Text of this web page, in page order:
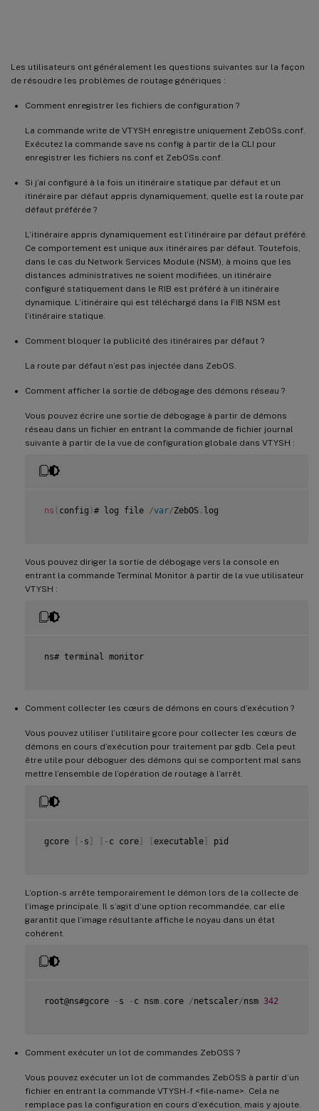
Les utilisateurs ont généralement les questions suivantes sur la façon
de résoudre les problèmes de routage génériques :
Comment enregistrer les fichiers de configuration ?
La commande write de VTYSH enregistre uniquement ZebOSs.conf.
Exécutez la commande save ns config à partir de la CLI pour
enregistrer les fichiers ns.conf et ZebOSs.conf.
Si j’ai configuré à la fois un itinéraire statique par défaut et un
itinéraire par défaut appris dynamiquement, quelle est la route par
défaut préférée ?
L’itinéraire appris dynamiquement est l’itinéraire par défaut préféré.
Ce comportement est unique aux itinéraires par défaut. Toutefois,
dans le cas du Network Services Module (NSM), à moins que les
distances administratives ne soient modifiées, un itinéraire
configuré statiquement dans le RIB est préféré à un itinéraire
dynamique. L’itinéraire qui est téléchargé dans la FIB NSM est
l’itinéraire statique.
Comment bloquer la publicité des itinéraires par défaut ?
La route par défaut n’est pas injectée dans ZebOS.
Comment afficher la sortie de débogage des démons réseau ?
Vous pouvez écrire une sortie de débogage à partir de démons
réseau dans un fichier en entrant la commande de fichier journal
suivante à partir de la vue de configuration globale dans VTYSH :
ns ( config )# log file /var/ZebOS . log
Vous pouvez diriger la sortie de débogage vers la console en
entrant la commande Terminal Monitor à partir de la vue utilisateur
VTYSH :
ns# terminal monitor
Comment collecter les cœurs de démons en cours d’exécution ?
Vous pouvez utiliser l’utilitaire gcore pour collecter les cœurs de
démons en cours d’exécution pour traitement par gdb. Cela peut
être utile pour déboguer des démons qui se comportent mal sans
mettre l’ensemble de l’opération de routage à l’arrêt.
gcore [ - s ] [ - c core] [executable] pid
L’option -s arrête temporairement le démon lors de la collecte de
l’image principale. Il s’agit d’une option recommandée, car elle
garantit que l’image résultante affiche le noyau dans un état
cohérent.
root@ns#gcore - s - c nsm . core /netscaler/nsm 342
Comment exécuter un lot de commandes ZebOSS ?
Vous pouvez exécuter un lot de commandes ZebOSS à partir d’un
fichier en entrant la commande VTYSH -f <file-name>. Cela ne
remplace pas la configuration en cours d’exécution, mais y ajoute.